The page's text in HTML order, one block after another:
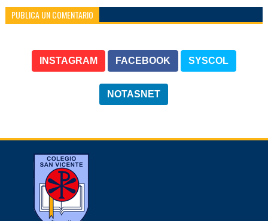
PUBLICA UN COMENTARIO
INSTAGRAM FACEBOOK SYSCOL
NOTASNET